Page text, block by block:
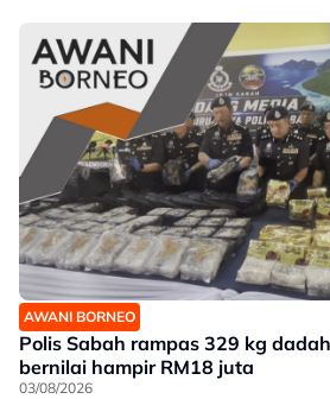
AWANI BORNEO
Polis Sabah rampas 329 kg
bernilai hampir RM18 juta
03/08/2026